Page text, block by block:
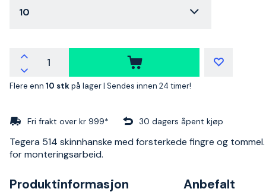
10
Flere enn 10 stkpå lager | Sendes innen 24 timer!
Fri frakt over kr 999* 30 dagers åpent kjøp
Tegera 514 skinnhanske med forsterkede fingre og tommel.
for monteringsarbeid.
Produktinformasjon Anbefalt